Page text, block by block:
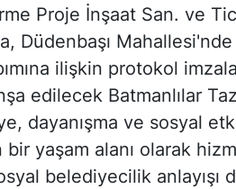
Proje İnşaat San. ve
Düdenbaşı
ilişkin protokol
edilecek Batmanlılar
dayanışma ve sosyal
yaşam alanı olarak
belediyecilik anlayışı